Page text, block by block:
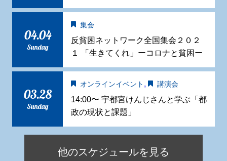
04.04
Sunday
集会
反貧困ネットワーク全国集会２０２
１ 「生きてくれ」ーコロナと貧困ー
03.28
Sunday
オンラインイベント , 講演会
14:00〜 宇都宮けんじさんと学ぶ「都
政の現状と課題」
他のスケジュールを見る